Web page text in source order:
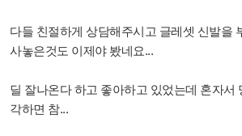
다들 친절하게 상담해주시고 글레셋 신발을
사놓은것도 이제야 봤네요...
딜 잘나온다 하고 좋아하고 있었는데 혼자서
각하면 참...